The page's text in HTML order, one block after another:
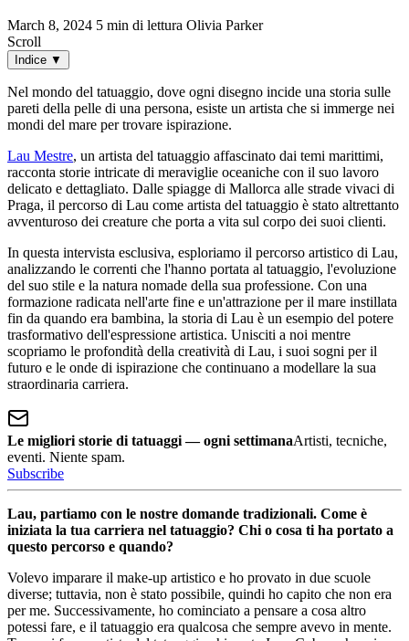
March 8, 2024 5 min di lettura Olivia Parker
Scroll
Indice ▼
Nel mondo del tatuaggio, dove ogni disegno incide una storia sulle
pareti della pelle di una persona, esiste un artista che si immerge nei
mondi del mare per trovare ispirazione.
Lau Mestre, un artista del tatuaggio affascinato dai temi marittimi,
racconta storie intricate di meraviglie oceaniche con il suo lavoro
delicato e dettagliato. Dalle spiagge di Mallorca alle strade vivaci di
Praga, il percorso di Lau come artista del tatuaggio è stato altrettanto
avventuroso dei creature che porta a vita sul corpo dei suoi clienti.
In questa intervista esclusiva, esploriamo il percorso artistico di Lau,
analizzando le correnti che l'hanno portata al tatuaggio, l'evoluzione
del suo stile e la natura nomade della sua professione. Con una
formazione radicata nell'arte fine e un'attrazione per il mare instillata
fin da quando era bambina, la storia di Lau è un esempio del potere
trasformativo dell'espressione artistica. Unisciti a noi mentre
scopriamo le profondità della creatività di Lau, i suoi sogni per il
futuro e le onde di ispirazione che continuano a modellare la sua
straordinaria carriera.
Le migliori storie di tatuaggi — ogni settimanaArtisti, tecniche,
eventi. Niente spam.
Subscribe
Lau, partiamo con le nostre domande tradizionali. Come è
iniziata la tua carriera nel tatuaggio? Chi o cosa ti ha portato a
questo percorso e quando?
Volevo imparare il make-up artistico e ho provato in due scuole
diverse; tuttavia, non è stato possibile, quindi ho capito che non era
per me. Successivamente, ho cominciato a pensare a cosa altro
potessi fare, e il tatuaggio era qualcosa che sempre avevo in mente.